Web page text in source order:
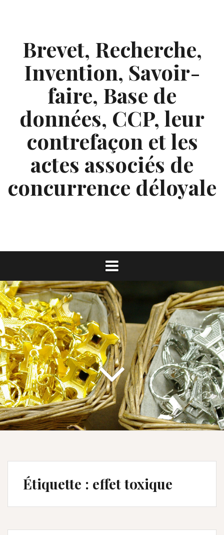
Brevet, Recherche,
Invention, Savoir-
faire, Base de
données, CCP, leur
contrefaçon et les
actes associés de
concurrence déloyale
Étiquette : effet toxique